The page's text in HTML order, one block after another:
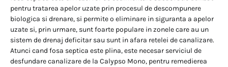
pentru tratarea apelor uzate prin procesul de descompunere
biologica si drenare, si permite o eliminare in siguranta a apelor
uzate si, prin urmare, sunt foarte populare in zonele care au un
sistem de drenaj deficitar sau sunt in afara retelei de canalizare.
Atunci cand fosa septica este plina, este necesar serviciul de
desfundare canalizare de la Calypso Mono, pentru remedierea